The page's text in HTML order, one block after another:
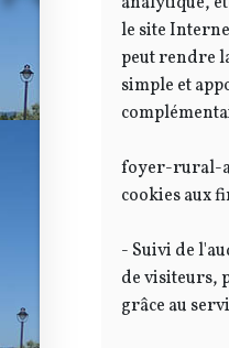
le site
peut rendre
simple et
foyer-rural-
cookies aux
- Suivi de
de visiteurs,
grâce au